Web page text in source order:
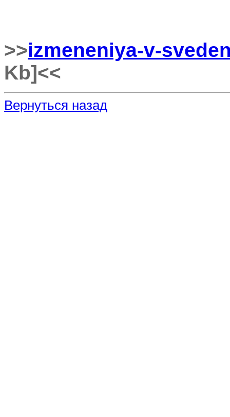
>>izmeneniya-v-
Kb]<<
Вернуться назад